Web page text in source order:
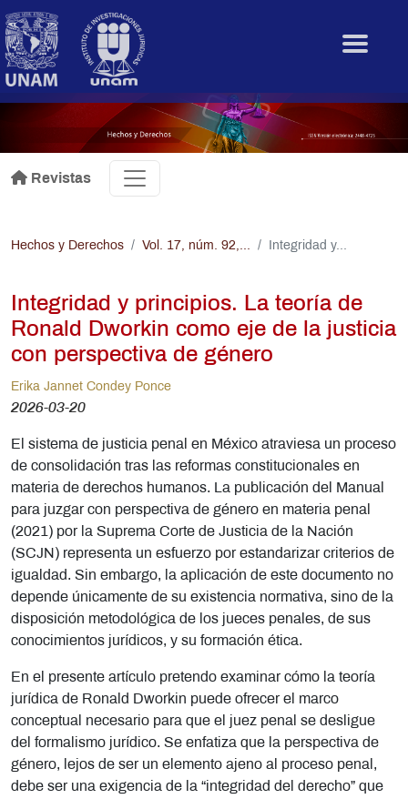
.
Revistas
Hechos y Derechos Vol. 17, núm. 92,... Integridad y...
Integridad y principios. La teoría de
Ronald Dworkin como eje de la justicia
con perspectiva de género
Erika Jannet Condey Ponce
2026-03-20
El sistema de justicia penal en México atraviesa un proceso
de consolidación tras las reformas constitucionales en
materia de derechos humanos. La publicación del Manual
para juzgar con perspectiva de género en materia penal
(2021) por la Suprema Corte de Justicia de la Nación
(SCJN) representa un esfuerzo por estandarizar criterios de
igualdad. Sin embargo, la aplicación de este documento no
depende únicamente de su existencia normativa, sino de la
disposición metodológica de los jueces penales, de sus
conocimientos jurídicos, y su formación ética.
En el presente artículo pretendo examinar cómo la teoría
jurídica de Ronald Dworkin puede ofrecer el marco
conceptual necesario para que el juez penal se desligue
del formalismo jurídico. Se enfatiza que la perspectiva de
género, lejos de ser un elemento ajeno al proceso penal,
debe ser una exigencia de la “integridad del derecho” que